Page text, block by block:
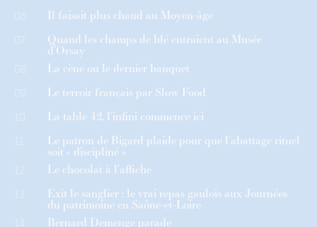
06 Il faisait plus chaud au Moyen-âge
07 Quand les champs de blé entraient au Musée
d’Orsay
La cène ou le dernier banquet
09 Le terroir français par Slow Food
10 La table 42, l’infini commence ici
11 Le patron de Bigard plaide pour que l’abattage rituel
soit « discipliné »
12 Le chocolat à l’affiche
13 Exit le sanglier : le vrai repas gaulois aux Journées
du patrimoine en Saône-et-Loire
14 Bernard Demenge parade